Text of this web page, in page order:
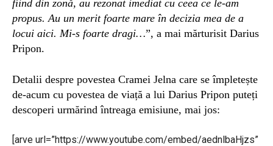
fiind din zonă, au rezonat imediat cu ceea ce le-am
propus. Au un merit foarte mare în decizia mea de a
locui aici. Mi-s foarte dragi…”, a mai mărturisit Darius
Pripon.
Detalii despre povestea Cramei Jelna care se împletește
de-acum cu povestea de viață a lui Darius Pripon puteți
descoperi urmărind întreaga emisiune, mai jos:
[arve url=”https://www.youtube.com/embed/aednlbaHjzs”